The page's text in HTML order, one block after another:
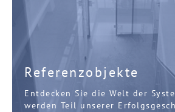
Referenzobjekte
Entdecken Sie die Welt der
werden Teil unserer